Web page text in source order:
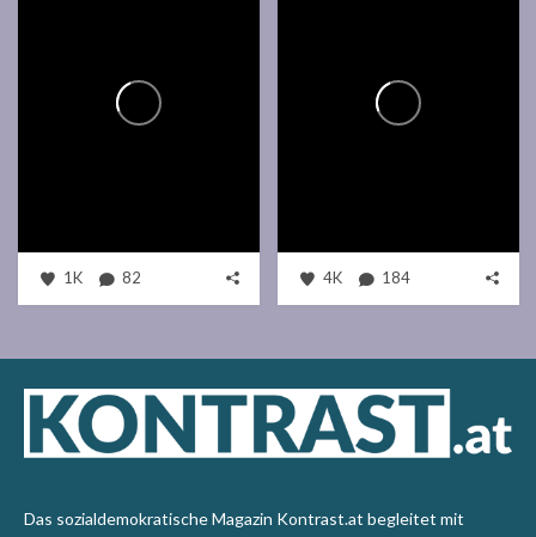
1K 82 4K 184
Das sozialdemokratische Magazin Kontrast.at begleitet mit